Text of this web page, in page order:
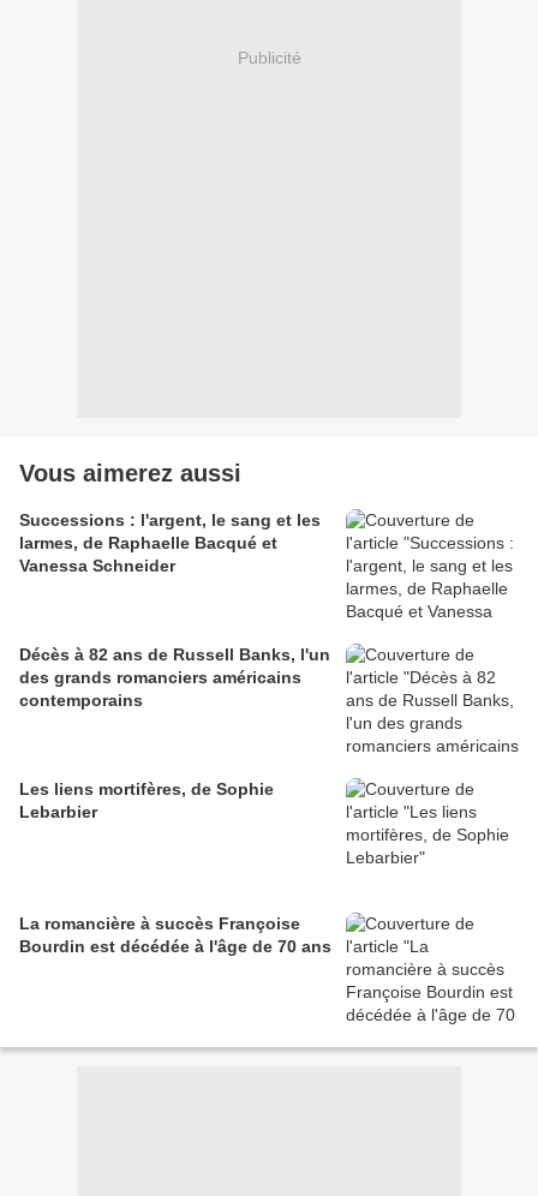
Publicité
Vous aimerez aussi
Successions : l'argent, le sang et les
larmes, de Raphaelle Bacqué et
Vanessa Schneider
Décès à 82 ans de Russell Banks, l'un
des grands romanciers américains
contemporains
Les liens mortifères, de Sophie
Lebarbier
La romancière à succès Françoise
Bourdin est décédée à l'âge de 70 ans